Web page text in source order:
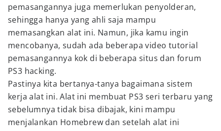
pemasangannya juga memerlukan penyolderan,
sehingga hanya yang ahli saja mampu
memasangkan alat ini. Namun, jika kamu ingin
mencobanya, sudah ada beberapa video tutorial
pemasangannya kok di beberapa situs dan forum
PS3 hacking.
Pastinya kita bertanya-tanya bagaimana sistem
kerja alat ini. Alat ini membuat PS3 seri terbaru yang
sebelumnya tidak bisa dibajak, kini mampu
menjalankan Homebrew dan setelah alat ini